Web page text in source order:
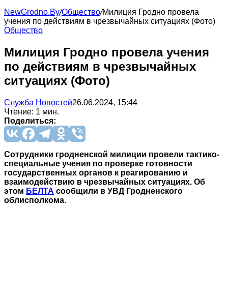
NewGrodno.By/Общество/Милиция Гродно провела
учения по действиям в чрезвычайных ситуациях (Фото)
Общество
Милиция Гродно провела учения
по действиям в чрезвычайных
ситуациях (Фото)
Служба Новостей26.06.2024, 15:44
Чтение: 1 мин.
Поделиться:
Сотрудники гродненской милиции провели тактико-
специальные учения по проверке готовности
государственных органов к реагированию и
взаимодействию в чрезвычайных ситуациях. Об
этом БЕЛТА сообщили в УВД Гродненского
облисполкома.